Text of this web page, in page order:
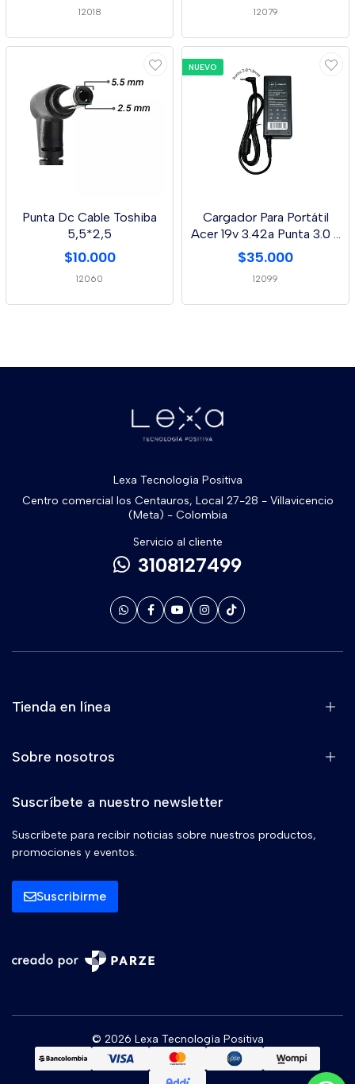
12018 12079
Punta Dc Cable Toshiba
5,5*2,5
$10.000
12060
NUEVO
Cargador Para Portátil
Acer 19v 3.42a Punta 3.0 *
1.0 Mm
$35.000
12099
Lexa Tecnología Positiva
Centro comercial los Centauros, Local 27-28 - Villavicencio
(Meta) - Colombia
Servicio al cliente
3108127499
Tienda en línea
Sobre nosotros
Suscríbete a nuestro newsletter
Suscríbete para recibir noticias sobre nuestros productos,
promociones y eventos.
Suscribirme
© 2026 Lexa Tecnología Positiva